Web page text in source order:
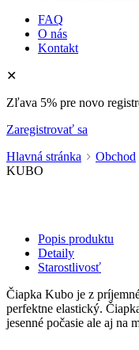
FAQ
O nás
Kontakt
✕
Zľava 5% pre novo
Zaregistrovať sa
Hlavná stránka
Obchod
KUBO
Popis produktu
Detaily
Starostlivosť
Čiapka Kubo je z
perfektne elastický.
jesenné počasie ale aj na